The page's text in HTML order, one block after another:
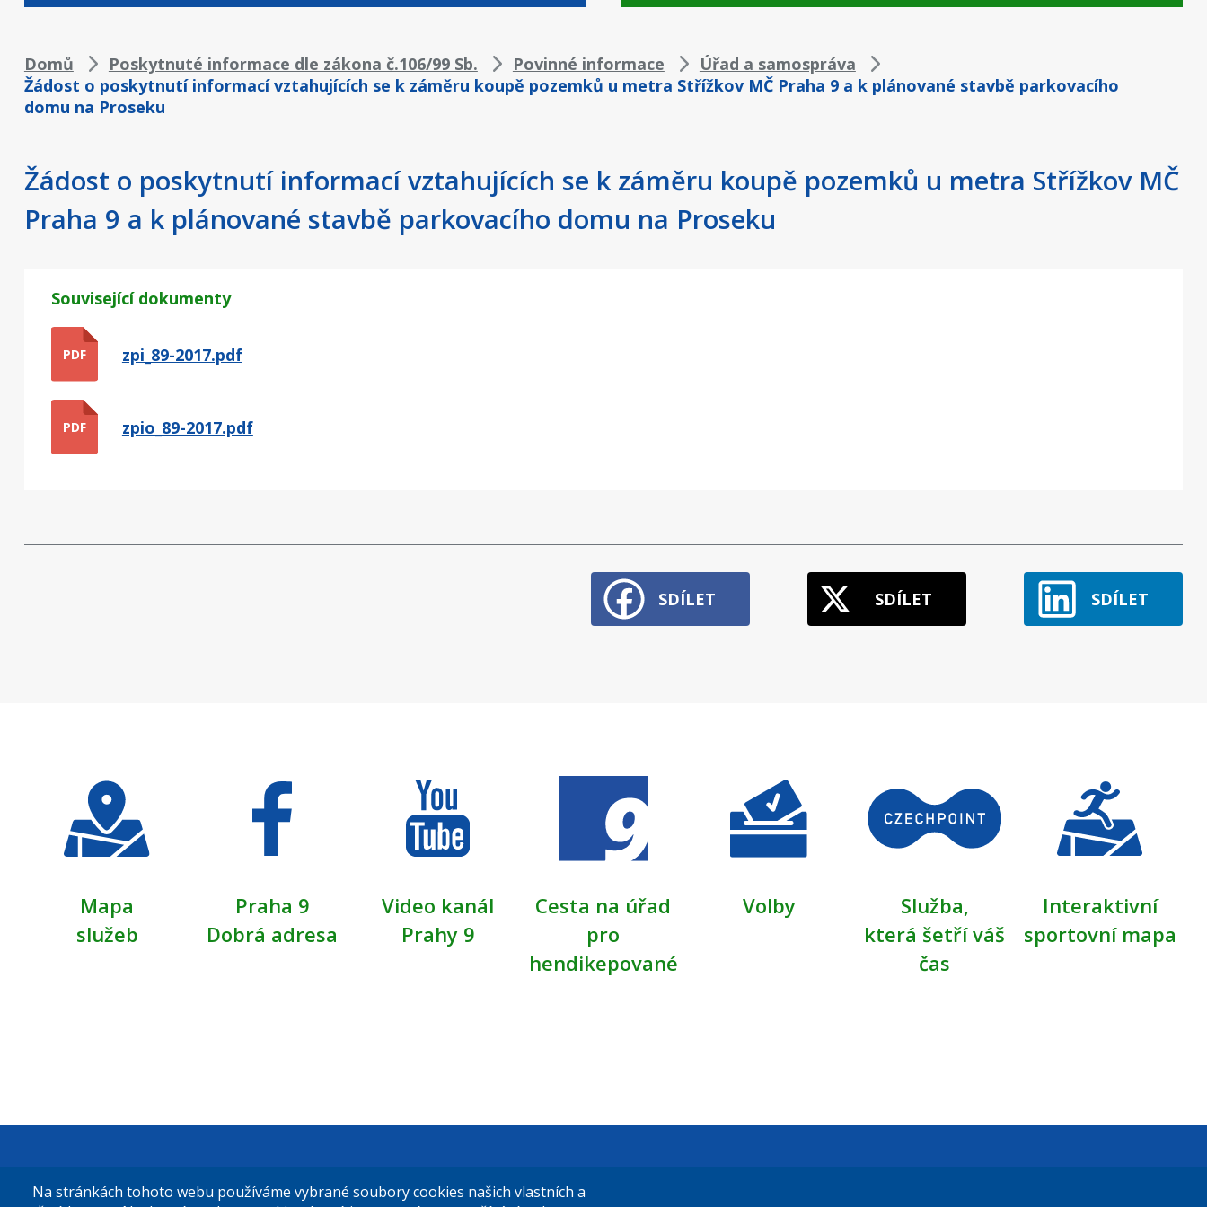
Drobečková
navigace
Domů Poskytnuté informace dle zákona č.106/99 Sb. Povinné informace
Úřad a samospráva
Žádost o poskytnutí informací vztahujících se k záměru koupě pozemků u metra Střížkov MČ Praha 9 a k plánované stavbě parkovacího
domu na Proseku
Žádost o poskytnutí informací vztahujících se k záměru koupě pozemků u metra Střížkov MČ
Praha 9 a k plánované stavbě parkovacího domu na Proseku
Související dokumenty
PDF zpi_89-2017.pdf
PDF zpio_89-2017.pdf
SDÍLET SDÍLET SDÍLET
Mapa
služeb
Praha 9
Dobrá adresa
Video kanál
Prahy 9
Cesta na úřad
pro
hendikepované
Volby
Služba,
která šetří váš
čas
Interaktivní
sportovní mapa
Městská část Praha 9
El. podatelna (s el. podpisem):
Na stránkách tohoto webu používáme vybrané soubory cookies našich vlastních a